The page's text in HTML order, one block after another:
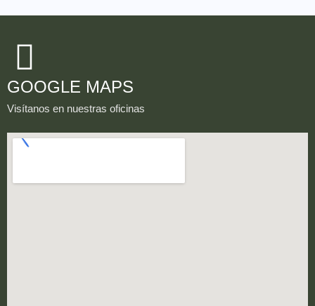
GOOGLE MAPS
Visítanos en nuestras oficinas